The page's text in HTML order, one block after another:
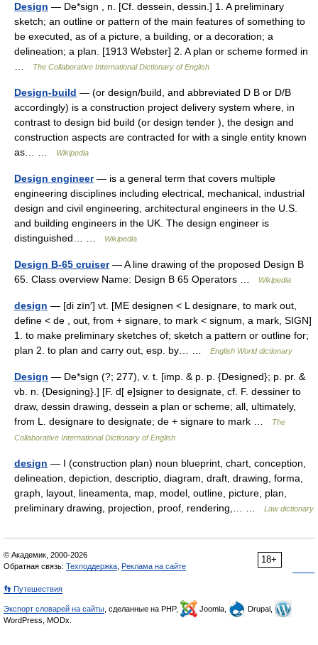
Design — De*sign , n. [Cf. dessein, dessin.] 1. A preliminary
sketch; an outline or pattern of the main features of something to
be executed, as of a picture, a building, or a decoration; a
delineation; a plan. [1913 Webster] 2. A plan or scheme formed in
The Collaborative International Dictionary of English
Design-build — (or design/build, and abbreviated D B or D/B
accordingly) is a construction project delivery system where, in
contrast to design bid build (or design tender ), the design and
construction aspects are contracted for with a single entity known
as… …
Wikipedia
Design engineer— is a general term that covers multiple
engineering disciplines including electrical, mechanical, industrial
design and civil engineering, architectural engineers in the U.S.
and building engineers in the UK. The design engineer is
distinguished… …
Wikipedia
Design B-65 cruiser— A line drawing of the proposed Design B
65. Class overview Name: Design B 65 Operators …
Wikipedia
design — [di zīn′] vt. [ME designen < L designare, to mark out,
define < de , out, from + signare, to mark < signum, a mark, SIGN]
1. to make preliminary sketches of; sketch a pattern or outline for;
plan 2. to plan and carry out, esp. by… …
English World dictionary
Design — De*sign (?; 277), v. t. [imp. & p. p. {Designed}; p. pr. &
vb. n. {Designing}.] [F. d[ e]signer to designate, cf. F. dessiner to
draw, dessin drawing, dessein a plan or scheme; all, ultimately,
from L. designare to designate; de + signare to mark …
The
Collaborative International Dictionary of English
design — I (construction plan) noun blueprint, chart, conception,
delineation, depiction, descriptio, diagram, draft, drawing, forma,
graph, layout, lineamenta, map, model, outline, picture, plan,
preliminary drawing, projection, proof, rendering,… …
Law dictionary
18+
© Академик, 2000-2026
Обратная связь: Техподдержка Реклама на сайте
👣 Путешествия
Экспорт словарей на сайты , сделанные на PHP, Joomla,
Drupal,
WordPress, MODx.